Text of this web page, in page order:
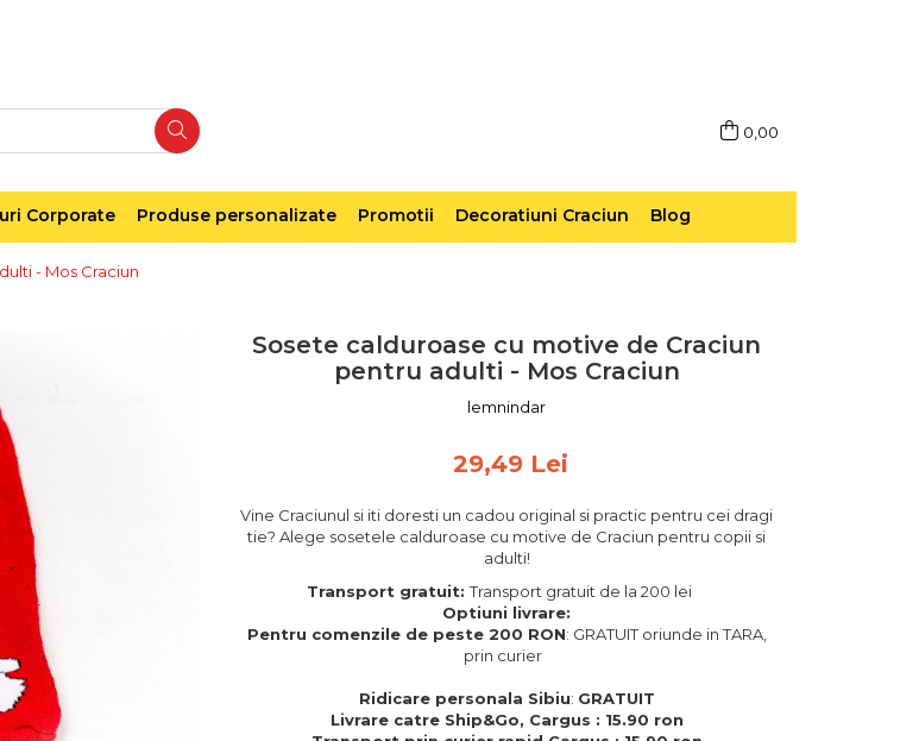
0,00
Corporate Produse personalizate Promotii Decoratiuni Craciun Blog
- Mos Craciun
Sosete calduroase cu motive de Craciun
pentru adulti - Mos Craciun
lemnindar
29,49 Lei
Vine Craciunul si iti doresti un cadou original si practic pentru cei dragi
tie? Alege sosetele calduroase cu motive de Craciun pentru copii si
adulti!
Transport gratuit:Transport gratuit de la 200 lei
Optiuni livrare:
Pentru comenzile de peste 200 RON: GRATUIT oriunde in TARA,
prin curier
Ridicare personala Sibiu: GRATUIT
Livrare catre Ship&Go, Cargus : 15.90 ron